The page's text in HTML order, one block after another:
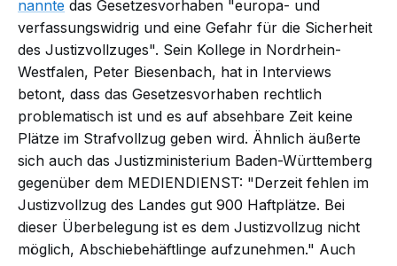
nannte das Gesetzesvorhaben "europa- und
verfassungswidrig und eine Gefahr für die Sicherheit
des Justizvollzuges". Sein Kollege in Nordrhein-
Westfalen, Peter Biesenbach, hat in Interviews
betont, dass das Gesetzesvorhaben rechtlich
problematisch ist und es auf absehbare Zeit keine
Plätze im Strafvollzug geben wird. Ähnlich äußerte
sich auch das Justizministerium Baden-Württemberg
gegenüber dem MEDIENDIENST: "Derzeit fehlen im
Justizvollzug des Landes gut 900 Haftplätze. Bei
dieser Überbelegung ist es dem Justizvollzug nicht
möglich, Abschiebehäftlinge aufzunehmen." Auch